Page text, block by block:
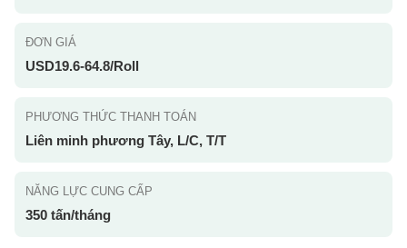
ĐƠN GIÁ
USD19.6-64.8/Roll
PHƯƠNG THỨC THANH TOÁN
Liên minh phương Tây, L/C, T/T
NĂNG LỰC CUNG CẤP
350 tấn/tháng